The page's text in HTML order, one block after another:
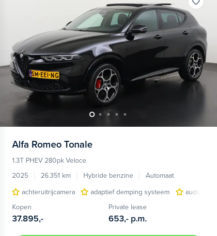
Alfa Romeo Tonale
1.3T PHEV 280pk Veloce
2025
26.351 km Hybride benzine
Automaat
achteruitrijcamera
adaptief demping systeem
audio
Kopen
37.895,-
Private lease
653,- p.m.